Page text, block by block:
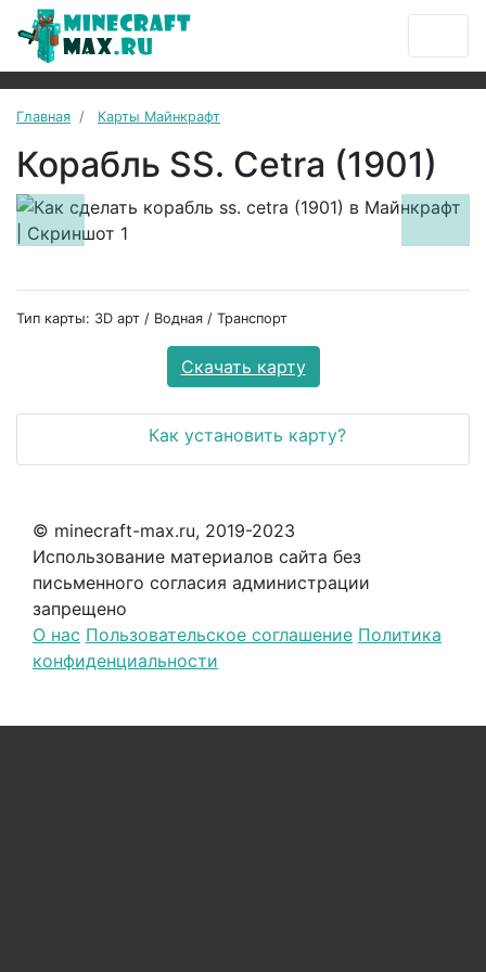
Главная Карты Майнкрафт
Корабль SS. Cetra (1901)
Previous
Тип карты: 3D арт / Водная / Транспорт
Скачать карту
Как установить карту?
© minecraft-max.ru, 2019-2023
Использование материалов сайта без
письменного согласия администрации
запрещено
О нас Пользовательское соглашение Политика
конфиденциальности